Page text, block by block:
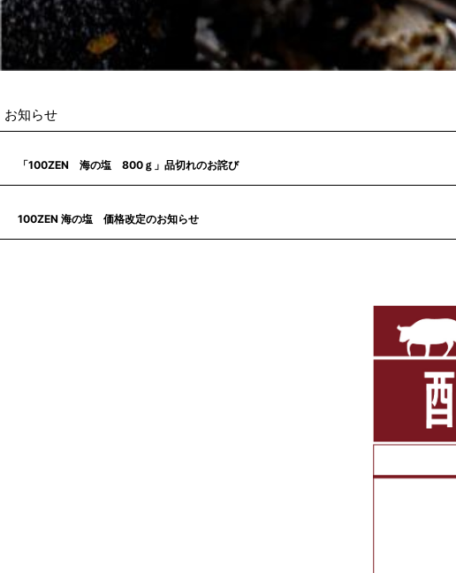
お知らせ
「100ZEN 海の塩 800ｇ」品切れのお詫び
100ZEN 海の塩 価格改定のお知らせ